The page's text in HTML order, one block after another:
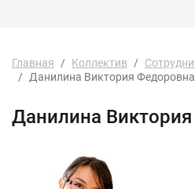
Главная Коллектив
Данилина Виктория Федоровна
Данилина